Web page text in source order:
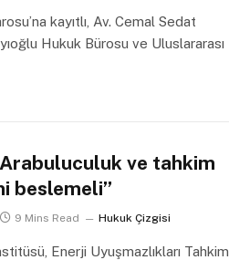
kayıtlı, Av. Cemal Sedat
Hukuk Bürosu ve Uluslararası
ve tahkim
beslemeli”
9 Mins Read Hukuk Çizgisi
Enerji Uyuşmazlıkları Tahkim